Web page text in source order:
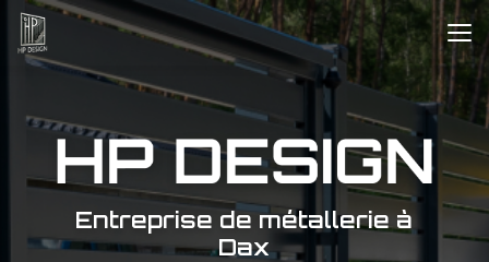
Aller
contenu
principal
Entreprise de métallerie à
Dax